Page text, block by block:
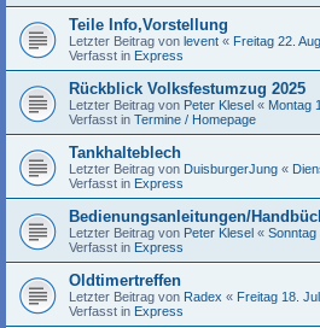
Teile Info,Vorstellung
Letzter Beitrag von levent « Freitag 22.
Verfasst in Express
Rückblick Volksfestumzug 2025
Letzter Beitrag von Peter Klesel « Montag
Verfasst in Termine / Homepage
Tankhalteblech
Letzter Beitrag von DuisburgerJung «
Verfasst in Express
Bedienungsanleitungen/
Letzter Beitrag von Peter Klesel « Sonntag
Verfasst in Express
Oldtimertreffen
Letzter Beitrag von Radex « Freitag 18.
Verfasst in Express